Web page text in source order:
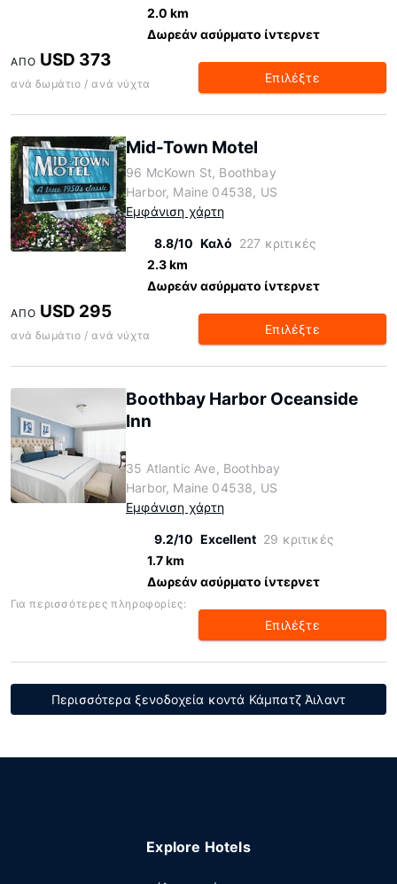
2.0 km
Δωρεάν ασύρματο ίντερνετ
ΑΠΌ USD 373
ανά δωμάτιο / ανά νύχτα Επιλέξτε
Mid-Town Motel
96 McKown St, Boothbay
Harbor, Maine 04538, US
Εμφάνιση χάρτη
8.8/10 Καλό 227 κριτικές
2.3 km
Δωρεάν ασύρματο ίντερνετ
ΑΠΌ USD 295
ανά δωμάτιο / ανά νύχτα Επιλέξτε
Boothbay Harbor Oceanside
Inn
35 Atlantic Ave, Boothbay
Harbor, Maine 04538, US
Εμφάνιση χάρτη
9.2/10 Excellent 29 κριτικές
1.7 km
Δωρεάν ασύρματο ίντερνετ
Για περισσότερες πληροφορίες:
Επιλέξτε
Περισσότερα ξενοδοχεία κοντά Κάμπατζ Άιλαντ
Explore Hotels